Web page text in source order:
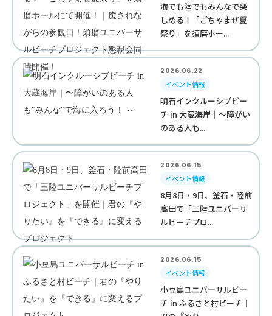
海でも陸でもみんなで楽
しめる！「ごちゃまぜ夏
祭り」を須磨ホー...
2026.06.22
イベント情報
明石インクルーシブビー
チ in 大蔵海岸｜〜障がい
のある人も...
2026.06.15
イベント情報
8月8日・9日、釜石・陸前
高田で「三陸ユニバーサ
ルビーチプロ...
2026.06.15
イベント情報
小豆島ユニバーサルビー
チ in ふるさと村ビーチ｜